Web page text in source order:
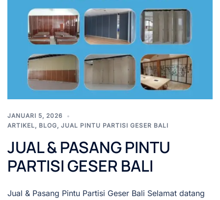
JANUARI 5, 2026
ARTIKEL, BLOG, JUAL PINTU PARTISI GESER BALI
JUAL & PASANG PINTU
PARTISI GESER BALI
Jual & Pasang Pintu Partisi Geser Bali Selamat datang